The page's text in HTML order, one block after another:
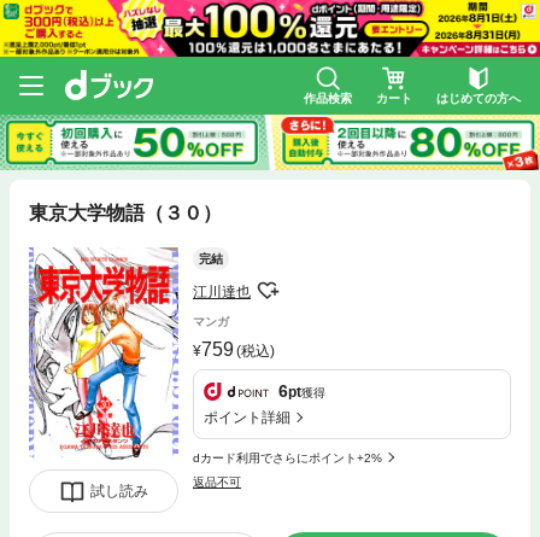
作品検索 カート はじめての方へ
東京大学物語（３０）
試し読み
完結
江川達也
マンガ
759(税込)
6pt獲得
ポイント詳細
dカード利用でさらにポイント+2%
返品不可